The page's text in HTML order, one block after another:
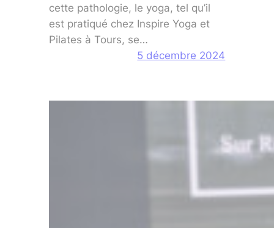
cette pathologie, le yoga, tel qu’il
est pratiqué chez Inspire Yoga et
Pilates à Tours, se…
5 décembre 2024